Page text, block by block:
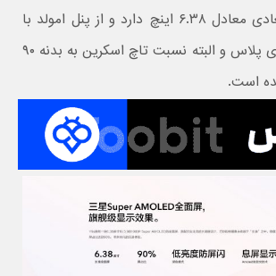
که نمایشگر آن ابعادی معادل ۶.۳۸ اینچ دارد و از پنل امولد با
رزولوشن فول اچ دی پلاس و البته نسبت تاچ اسکرین به بدنه ۹۰
است.